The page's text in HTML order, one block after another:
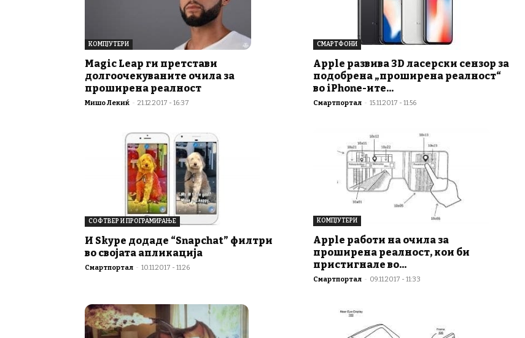
КОМПЈУТЕРИ
Magic Leap ги претстави
долгоочекуваните очила за
проширена реалност
Мишо Лекиќ - 21.12.2017 - 16:37
СМАРТФОНИ
Apple развива 3D ласерски сензор за
подобрена „проширена реалност“
во iPhone-ите...
Смартпортал - 15.11.2017 - 11:56
СОФТВЕР И ПРОГРАМИРАЊЕ
И Skype додаде “Snapchat” филтри
во својата апликација
Смартпортал - 10.11.2017 - 11:26
КОМПЈУТЕРИ
Apple работи на очила за
проширена реалност, кои би
пристигнале во...
Смартпортал - 09.11.2017 - 11:33